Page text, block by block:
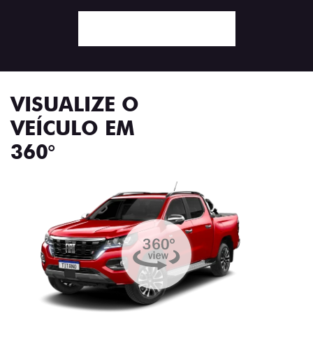
VISUALIZE O
VEÍCULO EM
360°